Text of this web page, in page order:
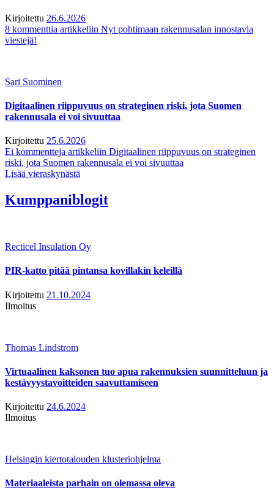
Kirjoitettu 26.6.2026
8 kommenttia artikkeliin Nyt pohtimaan rakennusalan innostavia
viestejä!
Sari Suominen
Digitaalinen riippuvuus on strateginen riski, jota Suomen
rakennusala ei voi sivuuttaa
Kirjoitettu 25.6.2026
Ei kommentteja artikkeliin Digitaalinen riippuvuus on strateginen
riski, jota Suomen rakennusala ei voi sivuuttaa
Lisää vieraskynästä
Kumppaniblogit
Recticel Insulation Oy
PIR-katto pitää pintansa kovillakin keleillä
Kirjoitettu 21.10.2024
Ilmoitus
Thomas Lindstrom
Virtuaalinen kaksonen tuo apua rakennuksien suunnitteluun ja
kestävyystavoitteiden saavuttamiseen
Kirjoitettu 24.6.2024
Ilmoitus
Helsingin kiertotalouden klusteriohjelma
Materiaaleista parhain on olemassa oleva